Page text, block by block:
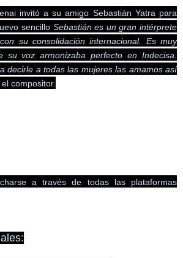
invitó a su amigo Sebastián Yatra para
sencillo Sebastián es un gran intérprete
su consolidación internacional. Es muy
su voz armonizaba perfecto en Indecisa.
decirle a todas las mujeres las amamos así
compositor.
a través de todas las plataformas